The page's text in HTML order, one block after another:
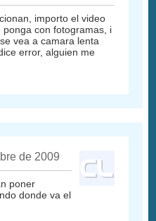
importo el video
con fotogramas, i
vea a camara lenta
error, alguien me
de 2009
poner
donde va el